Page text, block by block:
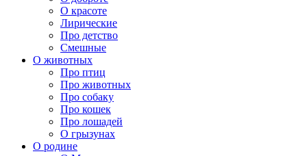
О красоте
Лирические
Про детство
Смешные
О животных
Про птиц
Про животных
Про собаку
Про кошек
Про лошадей
О грызунах
О родине